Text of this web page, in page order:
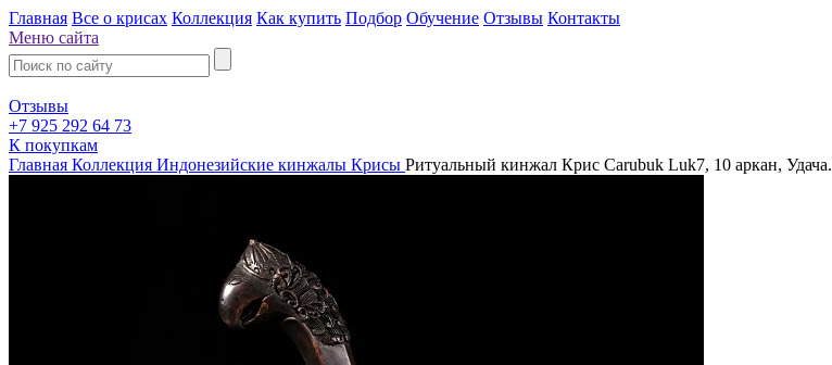
Главная Все о крисах Коллекция Как купить Подбор Обучение Отзывы Контакты
Меню сайта
Отзывы
+7 925 292 64 73
К покупкам
Главная Коллекция Индонезийские кинжалы Крисы Ритуальный кинжал Крис Carubuk Luk7, 10 аркан, Удача.